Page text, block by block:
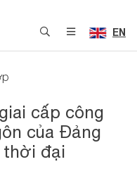
EN
cấp công
của Đảng
thời đại